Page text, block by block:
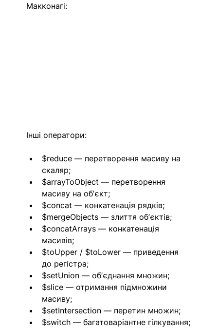
Макконагі:
Інші оператори:
$reduce — перетворення масиву на
скаляр;
$arrayToObject — перетворення
масиву на обʼєкт;
$concat — конкатенація рядків;
$mergeObjects — злиття обʼєктів;
$concatArrays — конкатенація
масивів;
$toUpper / $toLower — приведення
до регістра;
$setUnion — обʼєднання множин;
$slice — отримання підмножини
масиву;
$setIntersection — перетин множин;
$switch — багатоваріантне гілкування;